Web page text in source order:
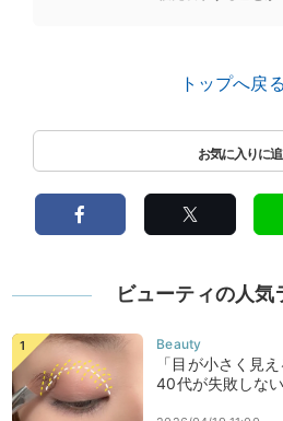
トップへ戻る
ビューティの人気
「目が小さく見
40代が失敗しな